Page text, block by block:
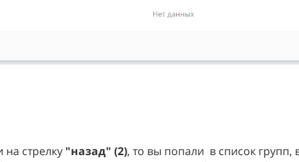
стрелку "назад" (2), то вы попали в список групп,